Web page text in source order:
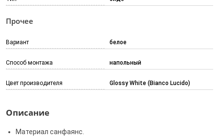
Прочее
Вариант белое
Способ монтажа напольный
Цвет производителя Glossy White (Bianco Lucido)
Описание
Материал санфаянс.